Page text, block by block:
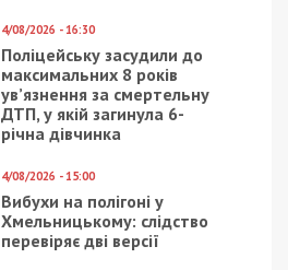
4/08/2026 - 16:30
Поліцейську засудили до
максимальних 8 років
ув’язнення за смертельну
ДТП, у якій загинула 6-
річна дівчинка
4/08/2026 - 15:00
Вибухи на полігоні у
Хмельницькому: слідство
перевіряє дві версії